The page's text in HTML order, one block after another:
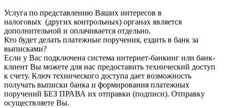
Услуга по представлению Ваших интересов в
налоговых (других контрольных) органах является
дополнительной и оплачивается отдельно.
Кто будет делать платежные поручения, ездить в банк за
выписками?
Если у Вас подключена система интернет-банкинг или банк-
клиент Вы можете для нас предоставить технический доступ
к счету. Ключ технического доступа дает возможность
получать выписки банка и формирования платежных
поручений БЕЗ ПРАВА их отправки (подписи). Отправку
осуществляете Вы.